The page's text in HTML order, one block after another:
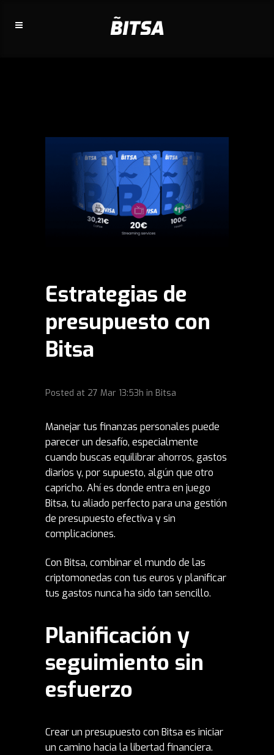
Estrategias de
presupuesto con
Bitsa
Posted at 27 Mar 13:53h in Bitsa
Manejar tus finanzas personales puede
parecer un desafío, especialmente
cuando buscas equilibrar ahorros, gastos
diarios y, por supuesto, algún que otro
capricho. Ahí es donde entra en juego
Bitsa, tu aliado perfecto para una gestión
de presupuesto efectiva y sin
complicaciones.
Con Bitsa, combinar el mundo de las
criptomonedas con tus euros y planificar
tus gastos nunca ha sido tan sencillo.
Planificación y
seguimiento sin
esfuerzo
Crear un presupuesto con Bitsa es iniciar
un camino hacia la libertad financiera.